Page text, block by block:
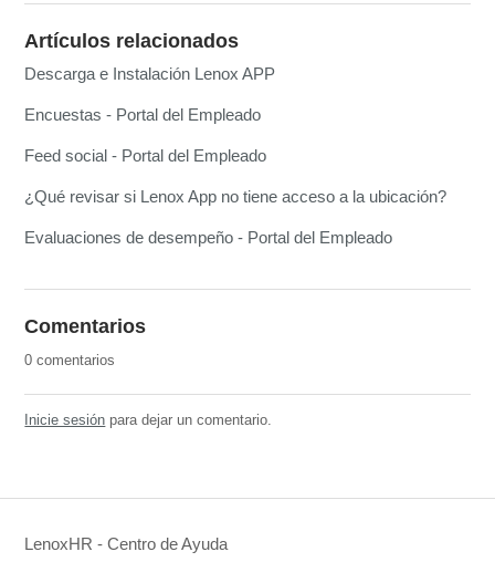
Artículos relacionados
Descarga e Instalación Lenox APP
Encuestas - Portal del Empleado
Feed social - Portal del Empleado
¿Qué revisar si Lenox App no tiene acceso a la ubicación?
Evaluaciones de desempeño - Portal del Empleado
Comentarios
0 comentarios
Inicie sesión para dejar un comentario.
LenoxHR - Centro de Ayuda